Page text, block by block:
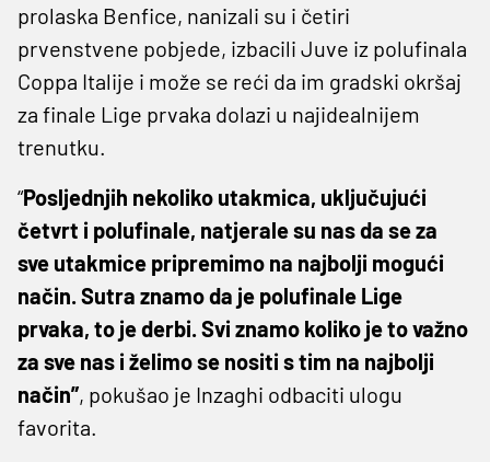
prolaska Benfice, nanizali su i četiri
prvenstvene pobjede, izbacili Juve iz polufinala
Coppa Italije i može se reći da im gradski okršaj
za finale Lige prvaka dolazi u najidealnijem
trenutku.
“Posljednjih nekoliko utakmica, uključujući
četvrt i polufinale, natjerale su nas da se za
sve utakmice pripremimo na najbolji mogući
način. Sutra znamo da je polufinale Lige
prvaka, to je derbi. Svi znamo koliko je to važno
za sve nas i želimo se nositi s tim na najbolji
način”, pokušao je Inzaghi odbaciti ulogu
favorita.